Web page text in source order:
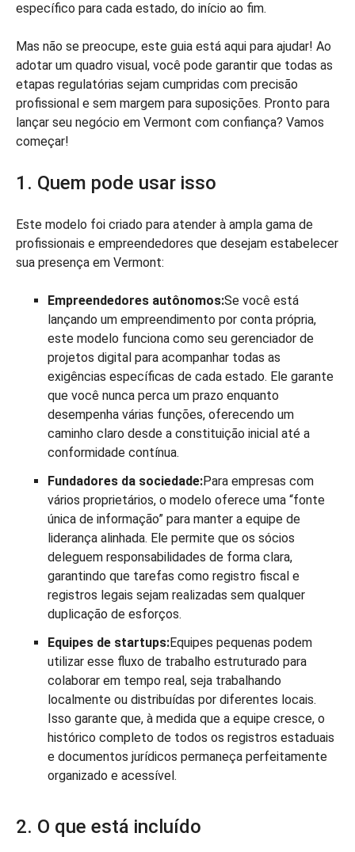
específico para cada estado, do início ao fim.
Mas não se preocupe, este guia está aqui para ajudar! Ao
adotar um quadro visual, você pode garantir que todas as
etapas regulatórias sejam cumpridas com precisão
profissional e sem margem para suposições. Pronto para
lançar seu negócio em Vermont com confiança? Vamos
começar!
1. Quem pode usar isso
Este modelo foi criado para atender à ampla gama de
profissionais e empreendedores que desejam estabelecer
sua presença em Vermont:
Empreendedores autônomos:Se você está
lançando um empreendimento por conta própria,
este modelo funciona como seu gerenciador de
projetos digital para acompanhar todas as
exigências específicas de cada estado. Ele garante
que você nunca perca um prazo enquanto
desempenha várias funções, oferecendo um
caminho claro desde a constituição inicial até a
conformidade contínua.
Fundadores da sociedade:Para empresas com
vários proprietários, o modelo oferece uma “fonte
única de informação” para manter a equipe de
liderança alinhada. Ele permite que os sócios
deleguem responsabilidades de forma clara,
garantindo que tarefas como registro fiscal e
registros legais sejam realizadas sem qualquer
duplicação de esforços.
Equipes de startups:Equipes pequenas podem
utilizar esse fluxo de trabalho estruturado para
colaborar em tempo real, seja trabalhando
localmente ou distribuídas por diferentes locais.
Isso garante que, à medida que a equipe cresce, o
histórico completo de todos os registros estaduais
e documentos jurídicos permaneça perfeitamente
organizado e acessível.
2. O que está incluído